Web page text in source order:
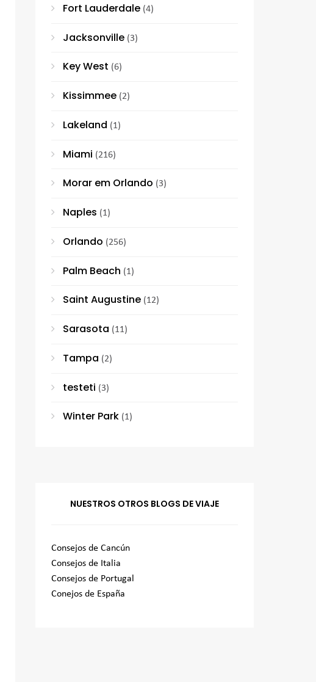
Fort Lauderdale (4)
Jacksonville (3)
Key West (6)
Kissimmee (2)
Lakeland (1)
Miami (216)
Morar em Orlando (3)
Naples (1)
Orlando (256)
Palm Beach (1)
Saint Augustine (12)
Sarasota (11)
Tampa (2)
testeti (3)
Winter Park (1)
NUESTROS OTROS BLOGS DE VIAJE
Consejos de Cancún
Consejos de Italia
Consejos de Portugal
Conejos de España